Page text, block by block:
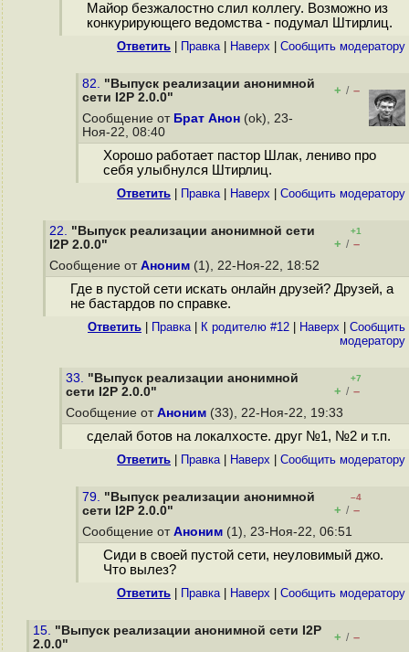
Майор безжалостно слил коллегу. Возможно из
конкурирующего ведомства - подумал Штирлиц.
Ответить Правка| Наверх Cообщить модератору
82. "Выпуск реализации анонимной
сети I2P 2.0.0"
+ / –
Сообщение от Брат Анон (ok), 23-
Ноя-22, 08:40
Хорошо работает пастор Шлак, лениво про
себя улыбнулся Штирлиц.
Ответить Правка| Наверх Cообщить модератору
22. "Выпуск реализации анонимной сети
I2P 2.0.0"
+1
+ / –
Сообщение от Аноним (1), 22-Ноя-22, 18:52
Где в пустой сети искать онлайн друзей? Друзей, а
не бастардов по справке.
Ответить Правка| К родителю #12 Наверх
Cообщить
модератору
33. "Выпуск реализации анонимной
сети I2P 2.0.0"
+7
+ / –
Сообщение от Аноним (33), 22-Ноя-22, 19:33
сделай ботов на локалхосте. друг №1, №2 и т.п.
Ответить Правка| Наверх Cообщить модератору
79. "Выпуск реализации анонимной
сети I2P 2.0.0"
–4
+ / –
Сообщение от Аноним (1), 23-Ноя-22, 06:51
Сиди в своей пустой сети, неуловимый джо.
Что вылез?
Ответить Правка| Наверх Cообщить модератору
15. "Выпуск реализации анонимной сети I2P
2.0.0"
+ / –